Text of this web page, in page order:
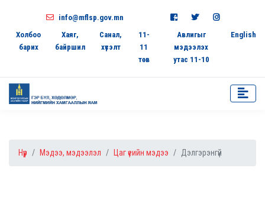
info@mflsp.gov.mn
Холбоо
барих
Хаяг,
байршил
Санал,
хүсэлт
11-
11
төв
Авлигыг
мэдээлэх
утас 11-10
English
Нүүр Мэдээ, мэдээлэл Цаг үеийн мэдээ Дэлгэрэнгүй